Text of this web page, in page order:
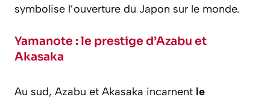
symbolise l’ouverture du Japon sur le monde.
Yamanote : le prestige d’Azabu et
Akasaka
Au sud, Azabu et Akasaka incarnent le